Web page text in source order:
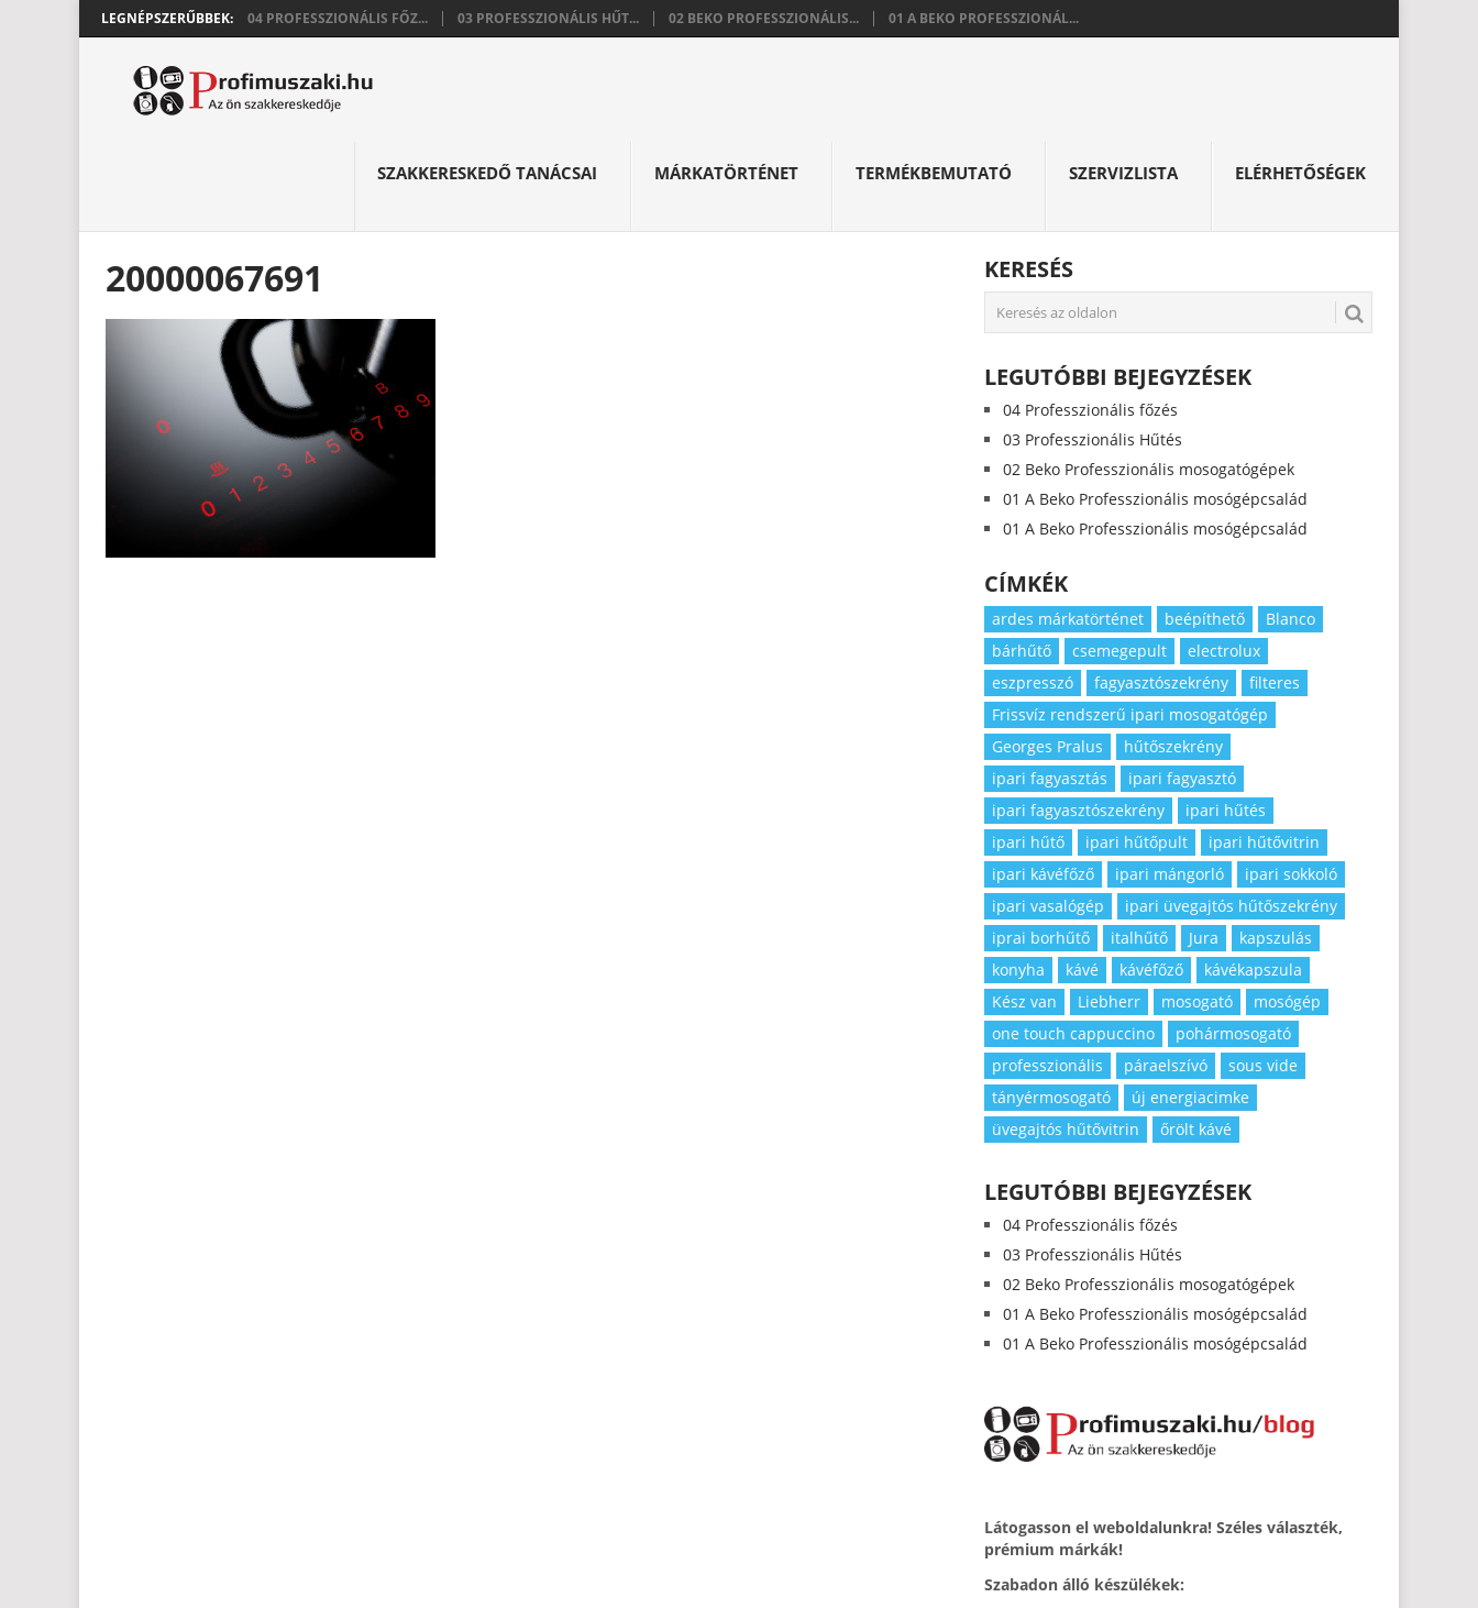
LEGNÉPSZERŰBBEK: 04 PROFESSZIONÁLIS FŐZ... 03 PROFESSZIONÁLIS HŰT... 02 BEKO PROFESSZIONÁLIS... 01 A BEKO PROFESSZIONÁL...
SZAKKERESKEDŐ TANÁCSAI MÁRKATÖRTÉNET TERMÉKBEMUTATÓ SZERVIZLISTA ELÉRHETŐSÉGEK
20000067691 KERESÉS
LEGUTÓBBI BEJEGYZÉSEK
04 Professzionális főzés
03 Professzionális Hűtés
02 Beko Professzionális mosogatógépek
01 A Beko Professzionális mosógépcsalád
01 A Beko Professzionális mosógépcsalád
CÍMKÉK
ardes márkatörténet beépíthető
Blanco
bárhűtő
csemegepult
electrolux
eszpresszó
fagyasztószekrény
filteres
Frissvíz rendszerű ipari mosogatógép
Georges Pralus
hűtőszekrény
ipari fagyasztás
ipari fagyasztó
ipari fagyasztószekrény
ipari hűtés
ipari hűtő
ipari hűtőpult
ipari hűtővitrin
ipari kávéfőző
ipari mángorló
ipari sokkoló
ipari vasalógép
ipari üvegajtós hűtőszekrény
iprai borhűtő
italhűtő Jura
kapszulás
konyha
kávé kávéfőző
kávékapszula
Kész van
Liebherr mosogató
mosógép
one touch cappuccino
pohármosogató
professzionális
páraelszívó
sous vide
tányérmosogató
új energiacimke
üvegajtós hűtővitrin
őrölt kávé
LEGUTÓBBI BEJEGYZÉSEK
04 Professzionális főzés
03 Professzionális Hűtés
02 Beko Professzionális mosogatógépek
01 A Beko Professzionális mosógépcsalád
01 A Beko Professzionális mosógépcsalád
Látogasson el weboldalunkra! Széles választék,
prémium márkák!
Szabadon álló készülékek: